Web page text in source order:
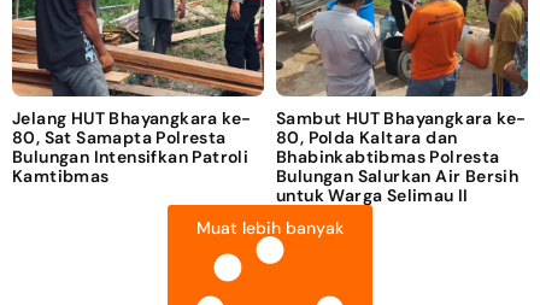
Jelang HUT Bhayangkara ke-
80, Sat Samapta Polresta
Bulungan Intensifkan Patroli
Kamtibmas
Sambut HUT Bhayangkara ke-
80, Polda Kaltara dan
Bhabinkabtibmas Polresta
Bulungan Salurkan Air Bersih
untuk Warga Selimau II
Muat lebih banyak